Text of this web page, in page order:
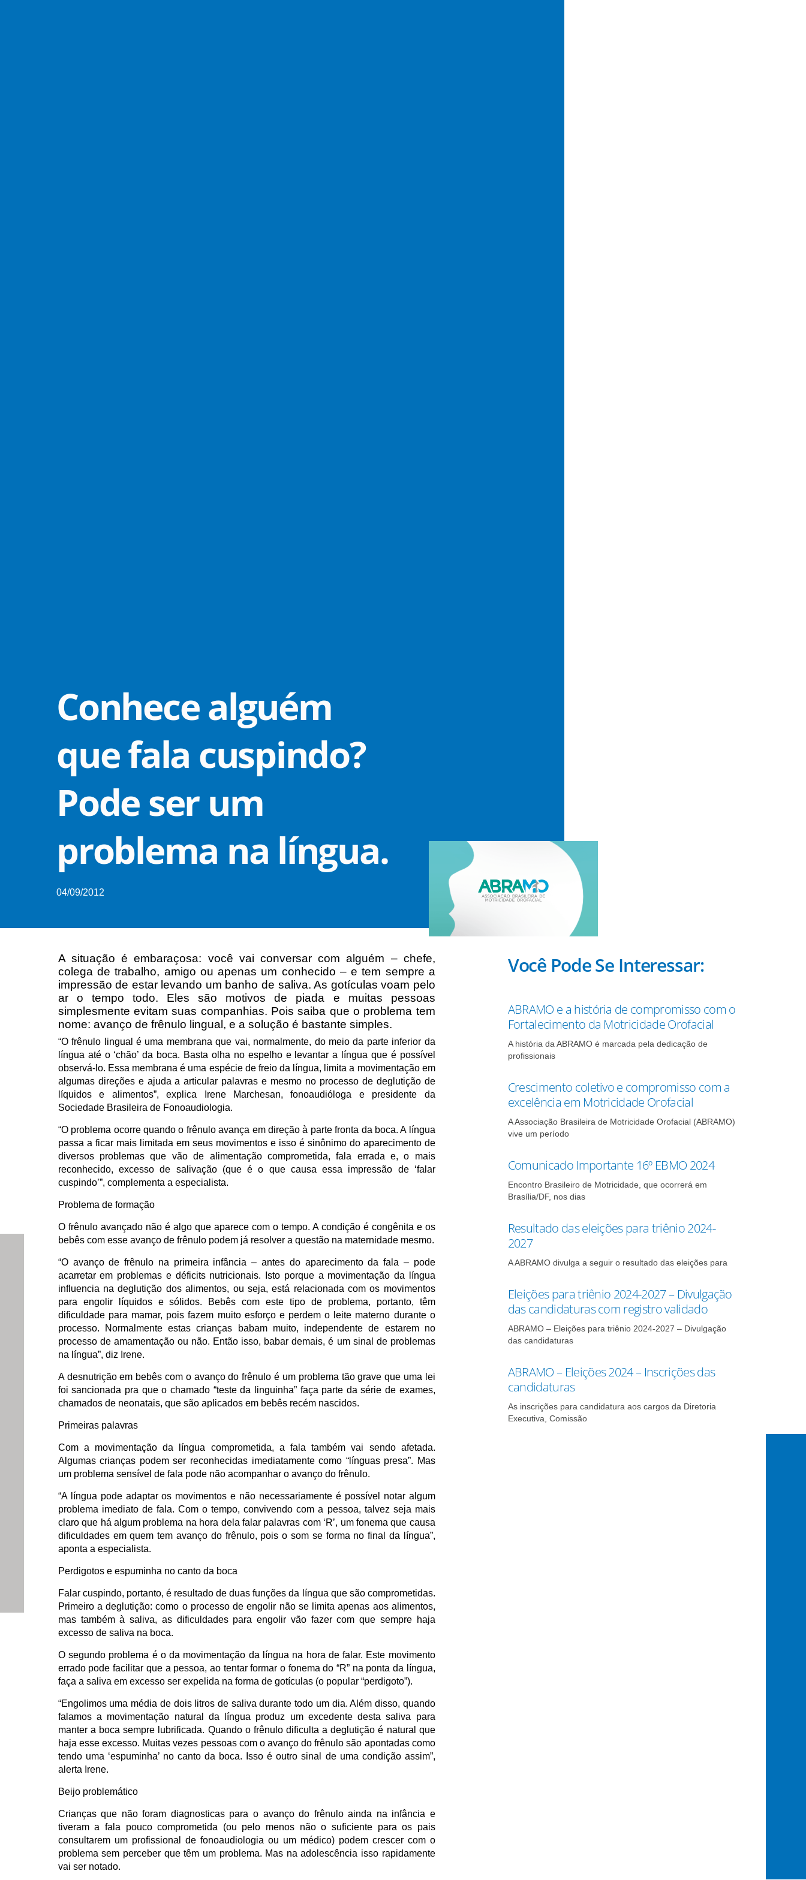
Conhece alguém
que fala cuspindo?
Pode ser um
problema na língua.
04/09/2012
A situação é embaraçosa: você vai conversar com alguém – chefe,
colega de trabalho, amigo ou apenas um conhecido – e tem sempre a
impressão de estar levando um banho de saliva. As gotículas voam pelo
ar o tempo todo. Eles são motivos de piada e muitas pessoas
simplesmente evitam suas companhias. Pois saiba que o problema tem
nome: avanço de frênulo lingual, e a solução é bastante simples.
“O frênulo lingual é uma membrana que vai, normalmente, do meio da parte inferior da
língua até o ‘chão’ da boca. Basta olha no espelho e levantar a língua que é possível
observá-lo. Essa membrana é uma espécie de freio da língua, limita a movimentação em
algumas direções e ajuda a articular palavras e mesmo no processo de deglutição de
líquidos e alimentos”, explica Irene Marchesan, fonoaudióloga e presidente da
Sociedade Brasileira de Fonoaudiologia.
“O problema ocorre quando o frênulo avança em direção à parte fronta da boca. A língua
passa a ficar mais limitada em seus movimentos e isso é sinônimo do aparecimento de
diversos problemas que vão de alimentação comprometida, fala errada e, o mais
reconhecido, excesso de salivação (que é o que causa essa impressão de ‘falar
cuspindo’”, complementa a especialista.
Problema de formação
O frênulo avançado não é algo que aparece com o tempo. A condição é congênita e os
bebês com esse avanço de frênulo podem já resolver a questão na maternidade mesmo.
“O avanço de frênulo na primeira infância – antes do aparecimento da fala – pode
acarretar em problemas e déficits nutricionais. Isto porque a movimentação da língua
influencia na deglutição dos alimentos, ou seja, está relacionada com os movimentos
para engolir líquidos e sólidos. Bebês com este tipo de problema, portanto, têm
dificuldade para mamar, pois fazem muito esforço e perdem o leite materno durante o
processo. Normalmente estas crianças babam muito, independente de estarem no
processo de amamentação ou não. Então isso, babar demais, é um sinal de problemas
na língua”, diz Irene.
A desnutrição em bebês com o avanço do frênulo é um problema tão grave que uma lei
foi sancionada pra que o chamado “teste da linguinha” faça parte da série de exames,
chamados de neonatais, que são aplicados em bebês recém nascidos.
Primeiras palavras
Com a movimentação da língua comprometida, a fala também vai sendo afetada.
Algumas crianças podem ser reconhecidas imediatamente como “línguas presa”. Mas
um problema sensível de fala pode não acompanhar o avanço do frênulo.
“A língua pode adaptar os movimentos e não necessariamente é possível notar algum
problema imediato de fala. Com o tempo, convivendo com a pessoa, talvez seja mais
claro que há algum problema na hora dela falar palavras com ‘R’, um fonema que causa
dificuldades em quem tem avanço do frênulo, pois o som se forma no final da língua”,
aponta a especialista.
Perdigotos e espuminha no canto da boca
Falar cuspindo, portanto, é resultado de duas funções da língua que são comprometidas.
Primeiro a deglutição: como o processo de engolir não se limita apenas aos alimentos,
mas também à saliva, as dificuldades para engolir vão fazer com que sempre haja
excesso de saliva na boca.
O segundo problema é o da movimentação da língua na hora de falar. Este movimento
errado pode facilitar que a pessoa, ao tentar formar o fonema do “R” na ponta da língua,
faça a saliva em excesso ser expelida na forma de gotículas (o popular “perdigoto”).
“Engolimos uma média de dois litros de saliva durante todo um dia. Além disso, quando
falamos a movimentação natural da língua produz um excedente desta saliva para
manter a boca sempre lubrificada. Quando o frênulo dificulta a deglutição é natural que
haja esse excesso. Muitas vezes pessoas com o avanço do frênulo são apontadas como
tendo uma ‘espuminha’ no canto da boca. Isso é outro sinal de uma condição assim”,
alerta Irene.
Beijo problemático
Crianças que não foram diagnosticas para o avanço do frênulo ainda na infância e
tiveram a fala pouco comprometida (ou pelo menos não o suficiente para os pais
consultarem um profissional de fonoaudiologia ou um médico) podem crescer com o
problema sem perceber que têm um problema. Mas na adolescência isso rapidamente
vai ser notado.
Você Pode Se Interessar:
ABRAMO e a história de compromisso com o
Fortalecimento da Motricidade Orofacial
A história da ABRAMO é marcada pela dedicação de
profissionais
Crescimento coletivo e compromisso com a
excelência em Motricidade Orofacial
A Associação Brasileira de Motricidade Orofacial (ABRAMO)
vive um período
Comunicado Importante 16º EBMO 2024
Encontro Brasileiro de Motricidade, que ocorrerá em
Brasília/DF, nos dias
Resultado das eleições para triênio 2024-
2027
A ABRAMO divulga a seguir o resultado das eleições para
Eleições para triênio 2024-2027 – Divulgação
das candidaturas com registro validado
ABRAMO – Eleições para triênio 2024-2027 – Divulgação
das candidaturas
ABRAMO – Eleições 2024 – Inscrições das
candidaturas
As inscrições para candidatura aos cargos da Diretoria
Executiva, Comissão